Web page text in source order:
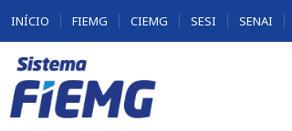
INÍCIO FIEMG CIEMG SESI SENAI